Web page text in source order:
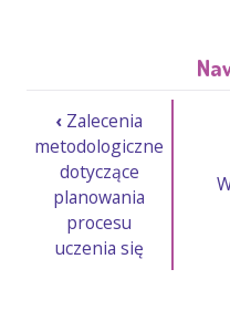
‹ Zalecenia
metodologiczne
dotyczące
planowania
procesu
uczenia się